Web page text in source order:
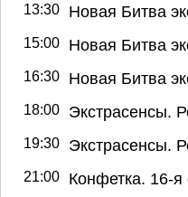
13:30 Новая Битва
15:00 Новая Битва
16:30 Новая Битва
18:00 Экстрасенсы.
19:30 Экстрасенсы.
21:00 Конфетка. 16-я